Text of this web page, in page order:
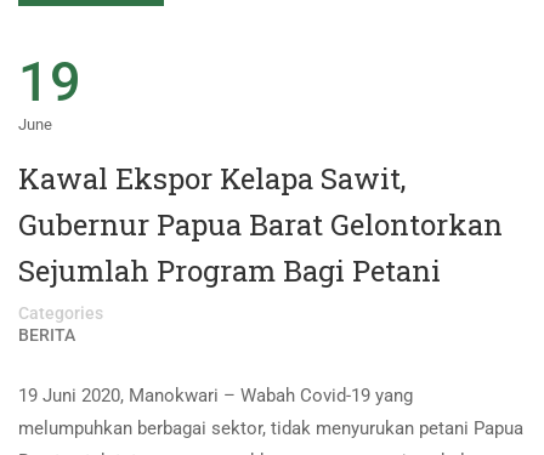
19
June
Kawal Ekspor Kelapa Sawit,
Gubernur Papua Barat Gelontorkan
Sejumlah Program Bagi Petani
Categories
BERITA
19 Juni 2020, Manokwari – Wabah Covid-19 yang
melumpuhkan berbagai sektor, tidak menyurukan petani Papua